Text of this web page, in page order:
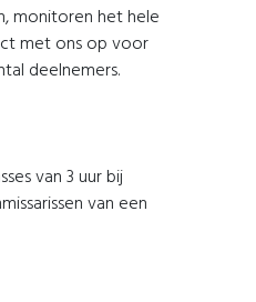
monitoren het hele
met ons op voor
deelnemers.
van 3 uur bij
van een